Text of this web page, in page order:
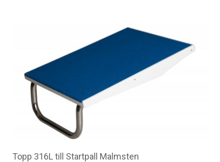
Topp 316L till Startpall Malmsten